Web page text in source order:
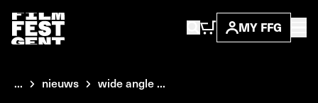
MY FFG
... nieuws wide angle ...